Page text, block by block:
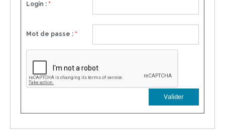
Login : *
Mot de passe : *